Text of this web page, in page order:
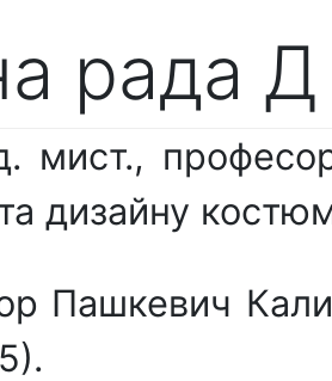
рада
мист.,
дизайну
Пашкевич